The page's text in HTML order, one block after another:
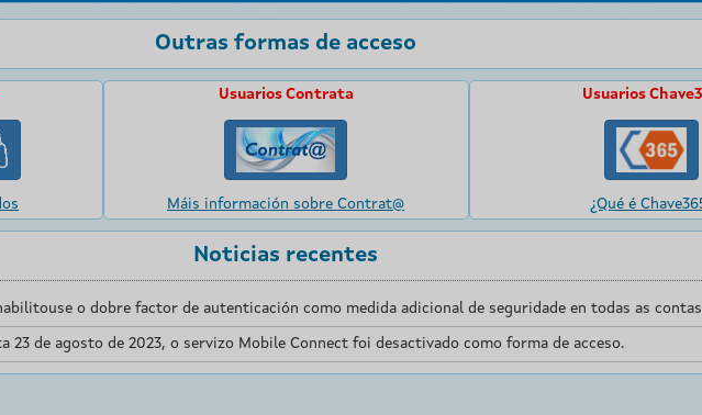
Outras formas de acceso
Usuarios Contrata
Máis información sobre Contrat@
Usuarios
¿Qué é
Noticias recentes
o dobre factor de autenticación como medida adicional de seguridade en todas as
23 de agosto de 2023, o servizo Mobile Connect foi desactivado como forma de acceso.